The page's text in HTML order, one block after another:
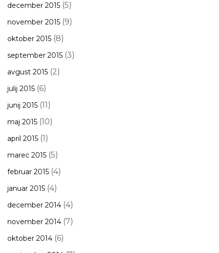
december 2015 (5)
november 2015 (9)
oktober 2015 (8)
september 2015 (3)
avgust 2015 (2)
julij 2015 (6)
junij 2015 (11)
maj 2015 (10)
april 2015 (1)
marec 2015 (5)
februar 2015 (4)
januar 2015 (4)
december 2014 (4)
november 2014 (7)
oktober 2014 (6)